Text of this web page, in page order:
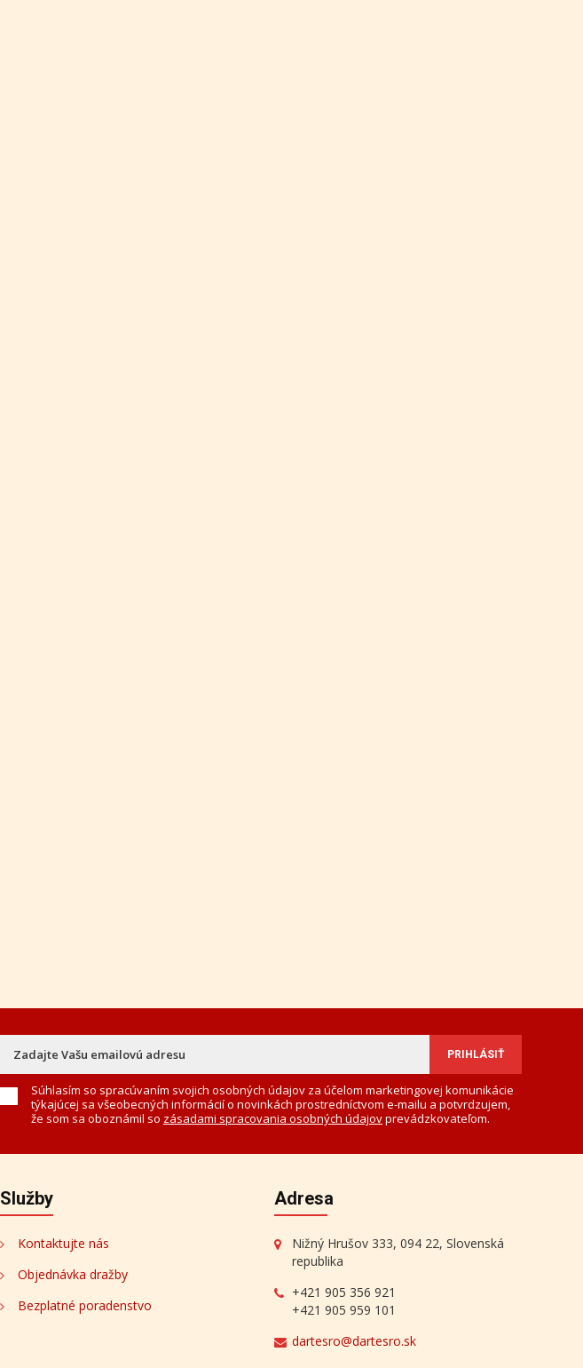
Súhlasím so spracúvaním svojich osobných údajov za účelom marketingovej komunikácie
týkajúcej sa všeobecných informácií o novinkách prostredníctvom e-mailu a potvrdzujem,
že som sa oboznámil so zásadami spracovania osobných údajovprevádzkovateľom.
Služby
Kontaktujte nás
Objednávka dražby
Bezplatné poradenstvo
Adresa
Nižný Hrušov 333, 094 22, Slovenská
republika
+421 905 356 921
+421 905 959 101
dartesro@dartesro.sk